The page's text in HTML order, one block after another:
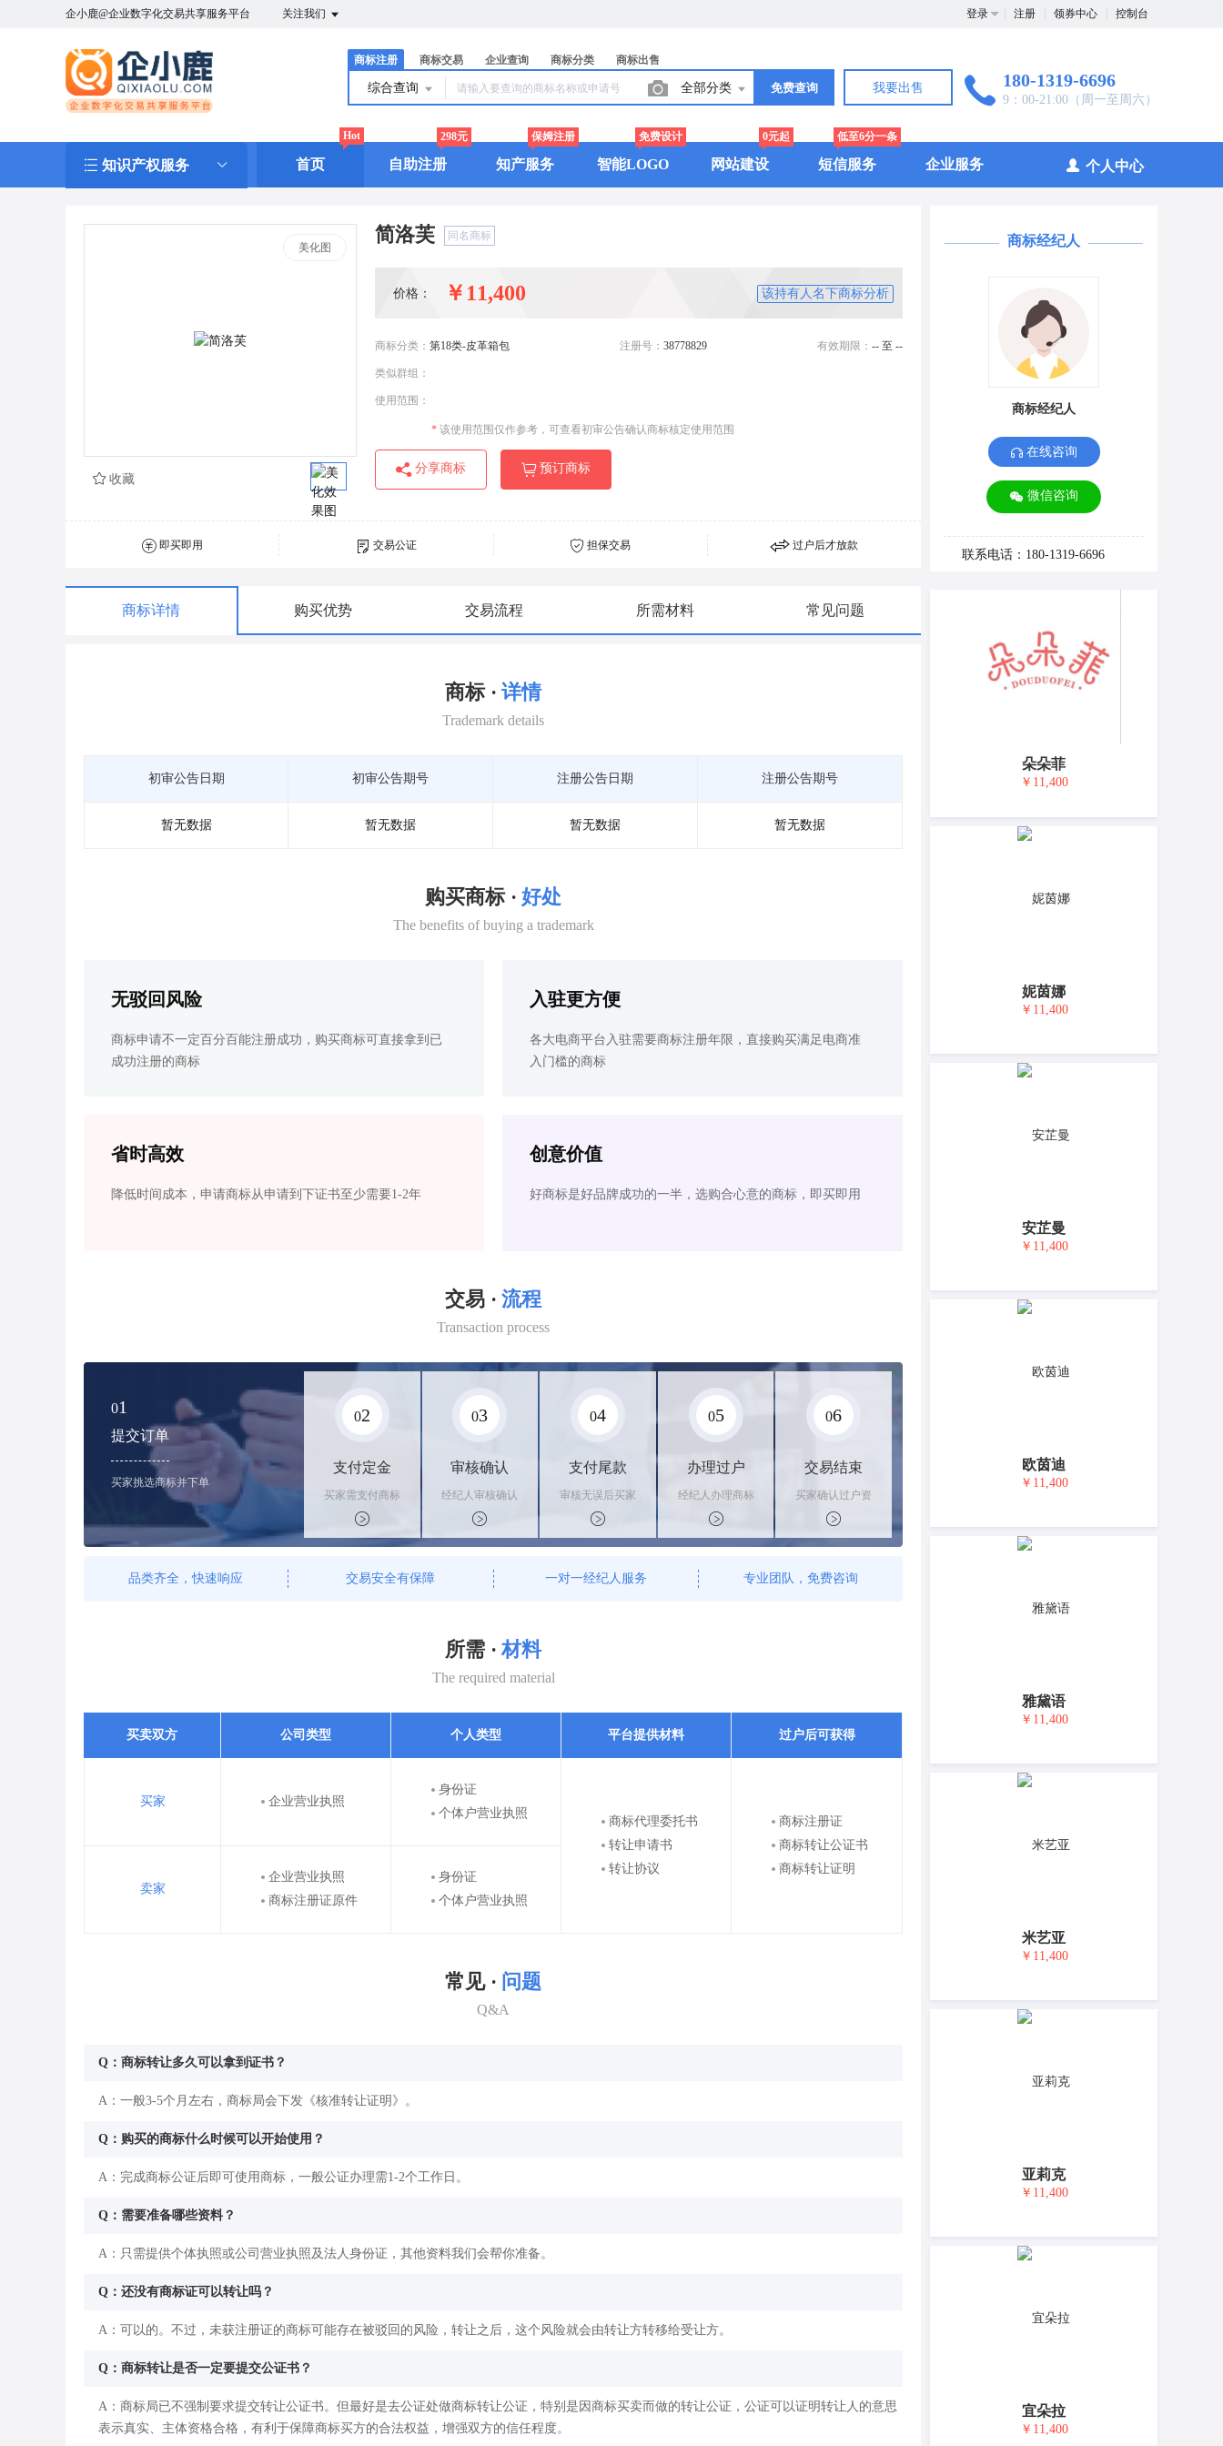
企小鹿@企业数字化交易共享服务平台 关注我们 登录 注册 领券中心 控制台
商标注册 商标交易 企业查询 商标分类 商标出售
综合查询 全部分类 免费查询 我要出售 180-1319-6696
9：00-21:00（周一至周六）
知识产权服务 首页
Hot
自助注册
298元
知产服务
保姆注册
智能LOGO
免费设计
网站建设
0元起
短信服务
低至6分一条
企业服务 个人中心
美化图
简洛芙 同名商标
价格： ￥11,400 该持有人名下商标分析
商标分类： 第18类-皮革箱包 注册号： 38778829 有效期限： -- 至 --
类似群组：
使用范围：
* 该使用范围仅作参考，可查看初审公告确认商标核定使用范围
分享商标 预订商标
收藏
即买即用 交易公证 担保交易 过户后才放款
商标详情 购买优势 交易流程 所需材料 常见问题
商标 · 详情
Trademark details
初审公告日期 初审公告期号 注册公告日期 注册公告期号
暂无数据 暂无数据 暂无数据 暂无数据
购买商标 · 好处
The benefits of buying a trademark
无驳回风险
商标申请不一定百分百能注册成功，购买商标可直接拿到已
成功注册的商标
入驻更方便
各大电商平台入驻需要商标注册年限，直接购买满足电商准
入门槛的商标
省时高效
降低时间成本，申请商标从申请到下证书至少需要1-2年
创意价值
好商标是好品牌成功的一半，选购合心意的商标，即买即用
交易 · 流程
Transaction process
01
提交订单
买家挑选商标并下单
02
支付定金
买家需支付商标
标价的100%的
购买订金
03
审核确认
经纪人审核确认
商标状态
04
支付尾款
审核无误后买家
支付尾款，卖家
办理相关手续
05
办理过户
经纪人办理商标
转让手续，交付
相关证书
06
交易结束
买家确认过户资
料后，平台解冻
资金支付卖家
品类齐全，快速响应 交易安全有保障 一对一经纪人服务 专业团队，免费咨询
所需 · 材料
The required material
买卖双方 公司类型 个人类型 平台提供材料 过户后可获得
买家 企业营业执照
身份证
个体户营业执照
商标代理委托书
转让申请书
转让协议
商标注册证
商标转让公证书
商标转让证明
卖家
企业营业执照
商标注册证原件
身份证
个体户营业执照
常见 · 问题
Q&A
Q：商标转让多久可以拿到证书？
A：一般3-5个月左右，商标局会下发《核准转让证明》。
Q：购买的商标什么时候可以开始使用？
A：完成商标公证后即可使用商标，一般公证办理需1-2个工作日。
Q：需要准备哪些资料？
A：只需提供个体执照或公司营业执照及法人身份证，其他资料我们会帮你准备。
Q：还没有商标证可以转让吗？
A：可以的。不过，未获注册证的商标可能存在被驳回的风险，转让之后，这个风险就会由转让方转移给受让方。
Q：商标转让是否一定要提交公证书？
A：商标局已不强制要求提交转让公证书。但最好是去公证处做商标转让公证，特别是因商标买卖而做的转让公证，公证可以证明转让人的意思
表示真实、主体资格合格，有利于保障商标买方的合法权益，增强双方的信任程度。
商标经纪人
商标经纪人
在线咨询
微信咨询
联系电话：180-1319-6696
朵朵菲
￥11,400
妮茵娜
￥11,400
安芷曼
￥11,400
欧茵迪
￥11,400
雅黛语
￥11,400
米艺亚
￥11,400
亚莉克
￥11,400
宜朵拉
￥11,400